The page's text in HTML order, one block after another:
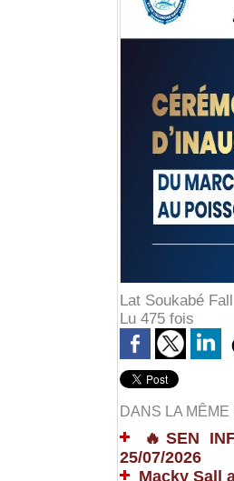
Lat Soukabé Fall
Lu 475 fois
DANS LA
🔥SEN
25/07/2026
Macky Sall